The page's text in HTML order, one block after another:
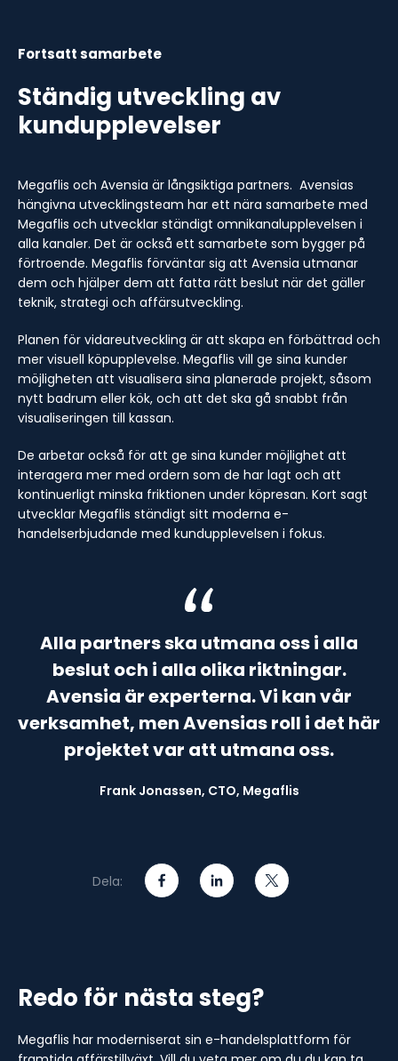
Fortsatt samarbete
Ständig utveckling av
kundupplevelser
Megaflis och Avensia är långsiktiga partners. Avensias
hängivna utvecklingsteam har ett nära samarbete med
Megaflis och utvecklar ständigt omnikanalupplevelsen i
alla kanaler. Det är också ett samarbete som bygger på
förtroende. Megaflis förväntar sig att Avensia utmanar
dem och hjälper dem att fatta rätt beslut när det gäller
teknik, strategi och affärsutveckling.
Planen för vidareutveckling är att skapa en förbättrad och
mer visuell köpupplevelse. Megaflis vill ge sina kunder
möjligheten att visualisera sina planerade projekt, såsom
nytt badrum eller kök, och att det ska gå snabbt från
visualiseringen till kassan.
De arbetar också för att ge sina kunder möjlighet att
interagera mer med ordern som de har lagt och att
kontinuerligt minska friktionen under köpresan. Kort sagt
utvecklar Megaflis ständigt sitt moderna e-
handelserbjudande med kundupplevelsen i fokus.
Alla partners ska utmana oss i alla
beslut och i alla olika riktningar.
Avensia är experterna. Vi kan vår
verksamhet, men Avensias roll i det här
projektet var att utmana oss.
Frank Jonassen, CTO, Megaflis
Dela:
Redo för nästa steg?
Megaflis har moderniserat sin e-handelsplattform för